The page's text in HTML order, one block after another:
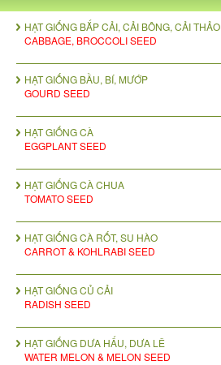
HẠT GIỐNG BẮP CẢI, CẢI BÔNG, CẢI THẢO
CABBAGE, BROCCOLI SEED
HẠT GIỐNG BẦU, BÍ, MƯỚP
GOURD SEED
HẠT GIỐNG CÀ
EGGPLANT SEED
HẠT GIỐNG CÀ CHUA
TOMATO SEED
HẠT GIỐNG CÀ RỐT, SU HÀO
CARROT & KOHLRABI SEED
HẠT GIỐNG CỦ CẢI
RADISH SEED
HẠT GIỐNG DƯA HẤU, DƯA LÊ
WATER MELON & MELON SEED